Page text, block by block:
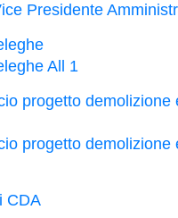
Presidente
All 1
progetto demolizione
progetto demolizione
CDA